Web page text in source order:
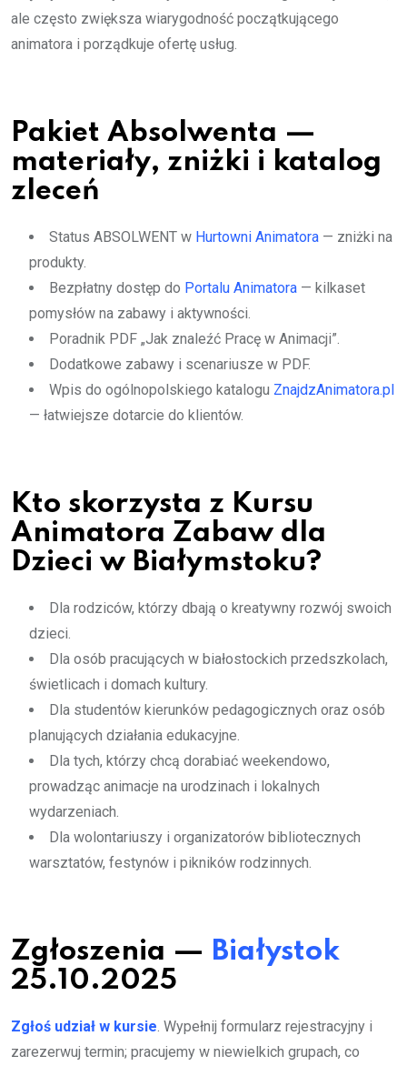
ale często zwiększa wiarygodność początkującego
animatora i porządkuje ofertę usług.
Pakiet Absolwenta —
materiały, zniżki i katalog
zleceń
Status ABSOLWENT w Hurtowni Animatora — zniżki na
produkty.
Bezpłatny dostęp do Portalu Animatora — kilkaset
pomysłów na zabawy i aktywności.
Poradnik PDF „Jak znaleźć Pracę w Animacji”.
Dodatkowe zabawy i scenariusze w PDF.
Wpis do ogólnopolskiego katalogu ZnajdzAnimatora.pl
— łatwiejsze dotarcie do klientów.
Kto skorzysta z Kursu
Animatora Zabaw dla
Dzieci w Białymstoku?
Dla rodziców, którzy dbają o kreatywny rozwój swoich
dzieci.
Dla osób pracujących w białostockich przedszkolach,
świetlicach i domach kultury.
Dla studentów kierunków pedagogicznych oraz osób
planujących działania edukacyjne.
Dla tych, którzy chcą dorabiać weekendowo,
prowadząc animacje na urodzinach i lokalnych
wydarzeniach.
Dla wolontariuszy i organizatorów bibliotecznych
warsztatów, festynów i pikników rodzinnych.
Zgłoszenia — Białystok
25.10.2025
Zgłoś udział w kursie . Wypełnij formularz rejestracyjny i
zarezerwuj termin; pracujemy w niewielkich grupach, co